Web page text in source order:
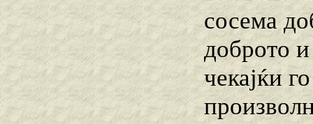
сосема
доброто и
чекајќи